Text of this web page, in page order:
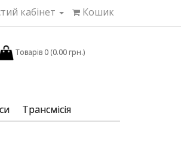
кабінет Кошик
Товарів 0 (0.00 грн.)
Трансмісія